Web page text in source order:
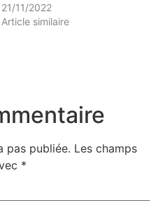
21/11/2022
Article similaire
pas publiée. Les champs
*